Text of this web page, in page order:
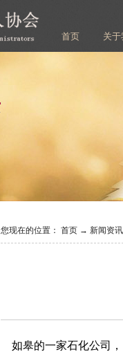
首页 关
您现在的位置： 首页 → 新闻资讯
如皋的一家石化公司，